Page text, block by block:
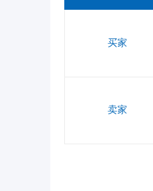
买家
卖家